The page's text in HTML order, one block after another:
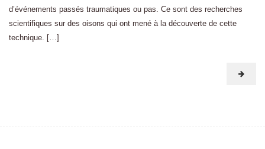
d’événements passés traumatiques ou pas. Ce sont des recherches
scientifiques sur des oisons qui ont mené à la découverte de cette
technique. […]